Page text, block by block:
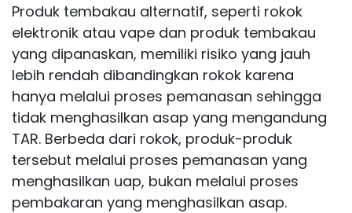
Produk tembakau alternatif, seperti rokok
elektronik atau vape dan produk tembakau
yang dipanaskan, memiliki risiko yang jauh
lebih rendah dibandingkan rokok karena
hanya melalui proses pemanasan sehingga
tidak menghasilkan asap yang mengandung
TAR. Berbeda dari rokok, produk-produk
tersebut melalui proses pemanasan yang
menghasilkan uap, bukan melalui proses
pembakaran yang menghasilkan asap.